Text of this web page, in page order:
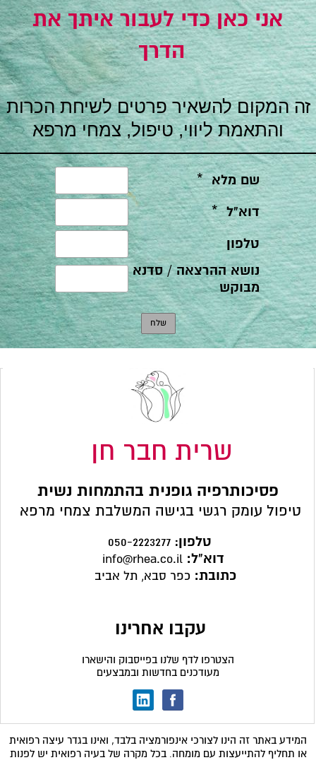
אני כאן כדי לעבור איתך את
הדרך
זה המקום להשאיר פרטים לשיחת הכרות
והתאמת ליווי, טיפול, צמחי מרפא
הצטרפו לדף שלנו בפייסבוק והישארו
מעודכנים בחדשות ובמבצעים
פסיכותרפיה גופנית בהתמחות נשית
טיפול עומק רגשי בגישה המשלבת צמחי מרפא
טלפון:
דוא"ל:
כתובת: כפר סבא, תל אביב
שרית חבר חן
עקבו אחרינו
המידע באתר זה הינו לצורכי אינפורמציה בלבד, ואינו בגדר עיצה רפואית
או תחליף להתייעצות עם מומחה.בכל מקרה של בעיה רפואית יש לפנות